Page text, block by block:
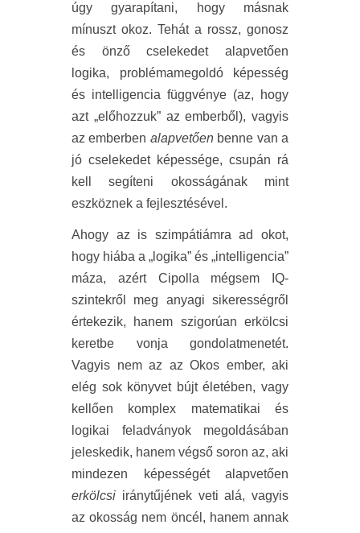
úgy gyarapítani, hogy másnak
mínuszt okoz. Tehát a rossz, gonosz
és önző cselekedet alapvetően
logika, problémamegoldó képesség
és intelligencia függvénye (az, hogy
azt „előhozzuk” az emberből), vagyis
az emberben alapvetőenbenne van a
jó cselekedet képessége, csupán rá
kell segíteni okosságának mint
eszköznek a fejlesztésével.
Ahogy az is szimpátiámra ad okot,
hogy hiába a „logika” és „intelligencia”
máza, azért Cipolla mégsem IQ-
szintekről meg anyagi sikerességről
értekezik, hanem szigorúan erkölcsi
keretbe vonja gondolatmenetét.
Vagyis nem az az Okos ember, aki
elég sok könyvet bújt életében, vagy
kellően komplex matematikai és
logikai feladványok megoldásában
jeleskedik, hanem végső soron az, aki
mindezen képességét alapvetően
erkölcsi iránytűjének veti alá, vagyis
az okosság nem öncél, hanem annak